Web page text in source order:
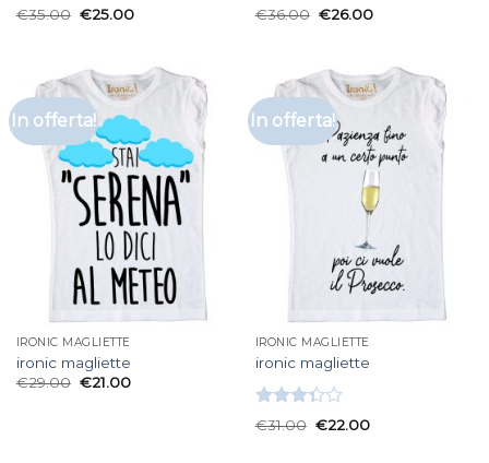
Valutato
€35.00 €25.00
Valutato
€36.00 €26.00
In offerta!
IRONIC MAGLIETTE
ironic magliette
€29.00 €21.00
In offerta!
IRONIC MAGLIETTE
ironic magliette
Valutato
€31.00 €22.00